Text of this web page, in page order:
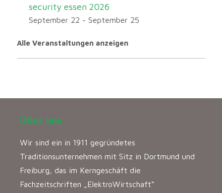
security essen 2026
September 22 - September 25
Alle Veranstaltungen anzeigen
Über uns
Wir sind ein in 1911 gegründetes
Traditionsunternehmen mit Sitz in Dortmund und
Freiburg, das im Kerngeschäft die
Fachzeitschriften „ElektroWirtschaft“